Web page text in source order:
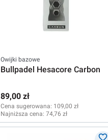
Owijki bazowe
Bullpadel Hesacore Carbon
89,00 zł
Cena sugerowana: 109,00 zł
Najniższa cena: 74,76 zł